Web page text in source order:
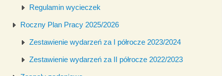
Regulamin wycieczek
Roczny Plan Pracy 2025/2026
Zestawienie wydarzeń za I półrocze 2023/2024
Zestawienie wydarzeń za II półrocze 2022/2023